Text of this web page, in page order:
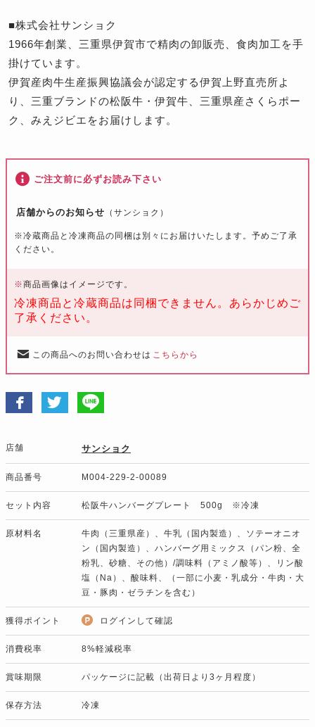
■株式会社サンショク
1966年創業、三重県伊賀市で精肉の卸販売、食肉加工を手
掛けています。
伊賀産肉牛生産振興協議会が認定する伊賀上野直売所よ
り、三重ブランドの松阪牛・伊賀牛、三重県産さくらポー
ク、みえジビエをお届けします。
ご注文前に必ずお読み下さい
店舗からのお知らせ （サンショク）
※冷蔵商品と冷凍商品の同梱は別々にお届けいたします。予めご了承
ください。
※商品画像はイメージです。
冷凍商品と冷蔵商品は同梱できません。あらかじめご
了承ください。
この商品へのお問い合わせは こちらから
店舗 サンショク
商品番号 M004-229-2-00089
セット内容 松阪牛ハンバーグプレート 500g ※冷凍
原材料名
牛肉（三重県産）、牛乳（国内製造）、ソテーオニオ
ン（国内製造）、ハンバーグ用ミックス（パン粉、全
粉乳、砂糖、その他）/調味料（アミノ酸等）、リン酸
塩（Na）、酸味料、（一部に小麦・乳成分・牛肉・大
豆・豚肉・ゼラチンを含む）
獲得ポイント ログインして確認
消費税率 8%軽減税率
賞味期限 パッケージに記載（出荷日より3ヶ月程度）
保存方法 冷凍